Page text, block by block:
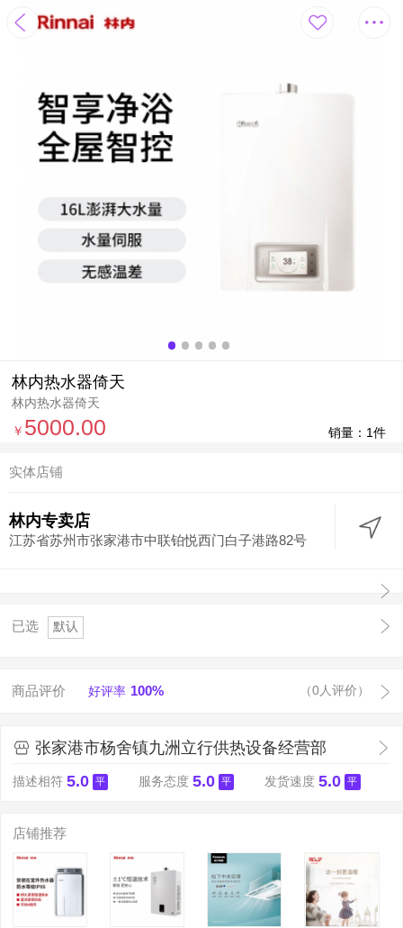
林内热水器倚天
林内热水器倚天
￥ 5000.00 销量：1件
实体店铺
林内专卖店
江苏省苏州市张家港市中联铂悦西门白子港路82号
已选 默认
商品评价 好评率 100% （0人评价）
张家港市杨舍镇九洲立行供热设备经营部
描述相符 5.0 平 服务态度 5.0 平 发货速度5.0 平
店铺推荐